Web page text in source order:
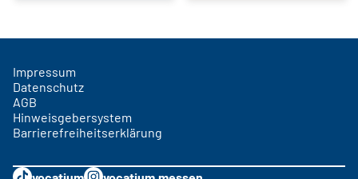
Impressum
Datenschutz
AGB
Hinweisgebersystem
Barrierefreiheitserklärung